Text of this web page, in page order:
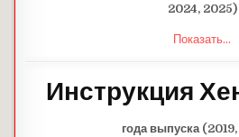
2024, 2025)
Показать...
Инструкция
года выпуска